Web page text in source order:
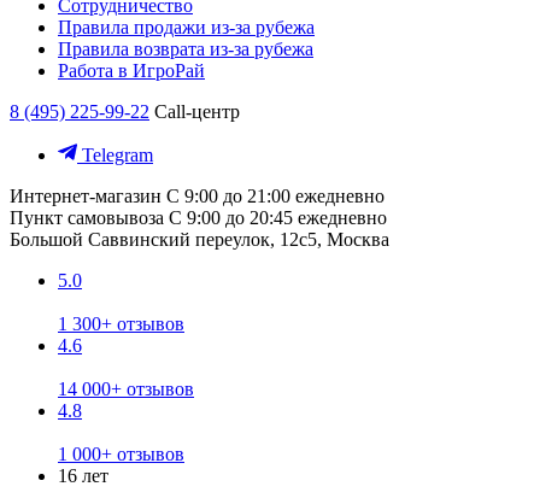
Сотрудничество
Правила продажи из-за рубежа
Правила возврата из-за рубежа
Работа в ИгроРай
8 (495) 225-99-22 Call-центр
Telegram
Интернет-магазин С 9:00 до 21:00 ежедневно
Пункт самовывоза С 9:00 до 20:45 ежедневно
Большой Саввинский переулок, 12с5, Москва
5.0
1 300+ отзывов
4.6
14 000+ отзывов
4.8
1 000+ отзывов
16 лет